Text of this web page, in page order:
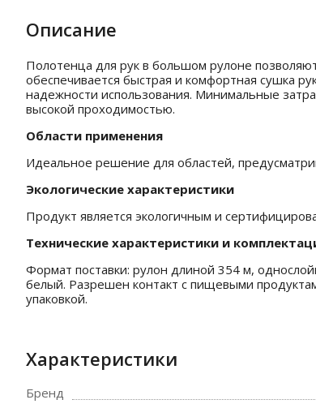
Описание
Полотенца для рук в большом рулоне
обеспечивается быстрая и комфортная сушка
надежности использования. Минимальные
высокой проходимостью.
Области применения
Идеальное решение для областей,
Экологические характеристики
Продукт является экологичным и
Технические характеристики и
Формат поставки: рулон длиной 354 м,
белый. Разрешен контакт с пищевыми
упаковкой.
Характеристики
Бренд